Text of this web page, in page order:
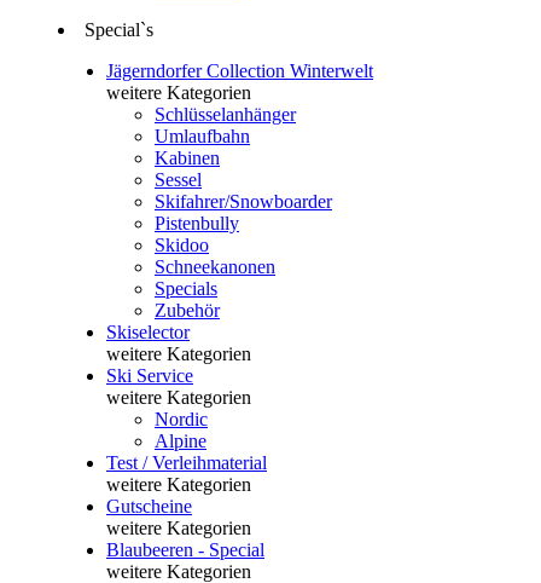
Special`s
Jägerndorfer Collection Winterwelt
weitere Kategorien
Schlüsselanhänger
Umlaufbahn
Kabinen
Sessel
Skifahrer/Snowboarder
Pistenbully
Skidoo
Schneekanonen
Specials
Zubehör
Skiselector
weitere Kategorien
Ski Service
weitere Kategorien
Nordic
Alpine
Test / Verleihmaterial
weitere Kategorien
Gutscheine
weitere Kategorien
Blaubeeren - Special
weitere Kategorien